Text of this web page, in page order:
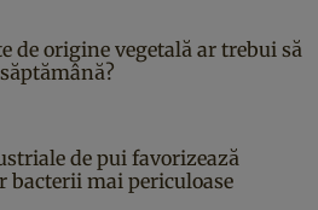
de origine vegetală ar trebui să
de pui favorizează
bacterii mai periculoase